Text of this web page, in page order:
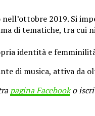
2019. Si
di tematiche, tra
identità e
di musica, attiva da
pagina Facebooko